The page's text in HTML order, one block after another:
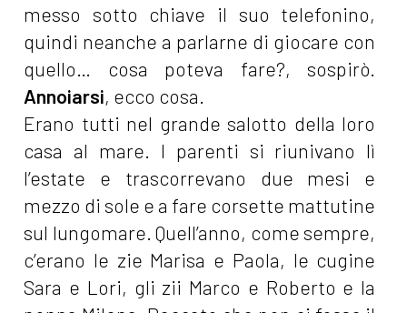
messo sotto chiave il suo telefonino,
quindi neanche a parlarne di giocare con
quello… cosa poteva fare?, sospirò.
Annoiarsi, ecco cosa.
Erano tutti nel grande salotto della loro
casa al mare. I parenti si riunivano lì
l’estate e trascorrevano due mesi e
mezzo di sole e a fare corsette mattutine
sul lungomare. Quell’anno, come sempre,
c’erano le zie Marisa e Paola, le cugine
Sara e Lori, gli zii Marco e Roberto e la